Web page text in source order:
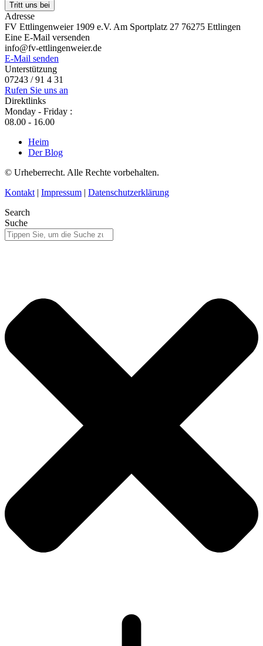
Tritt uns bei
Adresse
FV Ettlingenweier 1909 e.V. Am Sportplatz 27 76275 Ettlingen
Eine E-Mail versenden
info@fv-ettlingenweier.de
E-Mail senden
Unterstützung
07243 / 91 4 31
Rufen Sie uns an
Direktlinks
Monday - Friday :
08.00 - 16.00
Heim
Der Blog
© Urheberrecht. Alle Rechte vorbehalten.
Kontakt | Impressum | Datenschutzerklärung
Search
Suche